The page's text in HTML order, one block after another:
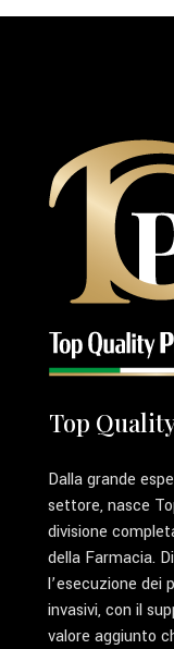
Top
Dalla grande
settore, nasce
divisione
della Farmacia.
l’esecuzione
invasivi, con il
valore aggiunto